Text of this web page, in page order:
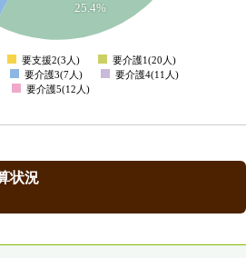
25.4%
0
要支援2(3人)
要介護1(20人)
要介護3(7人)
要介護4(11人)
要介護5(12人)
状況